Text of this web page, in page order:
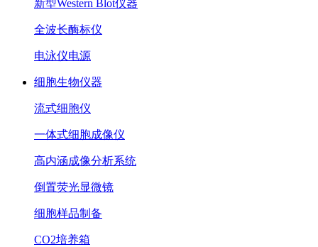
新型Western Blot仪器
全波长酶标仪
电泳仪电源
细胞生物仪器
流式细胞仪
一体式细胞成像仪
高内涵成像分析系统
倒置荧光显微镜
细胞样品制备
CO2培养箱